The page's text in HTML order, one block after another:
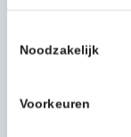
Noodzakelijk
Voorkeuren
Beschrijving